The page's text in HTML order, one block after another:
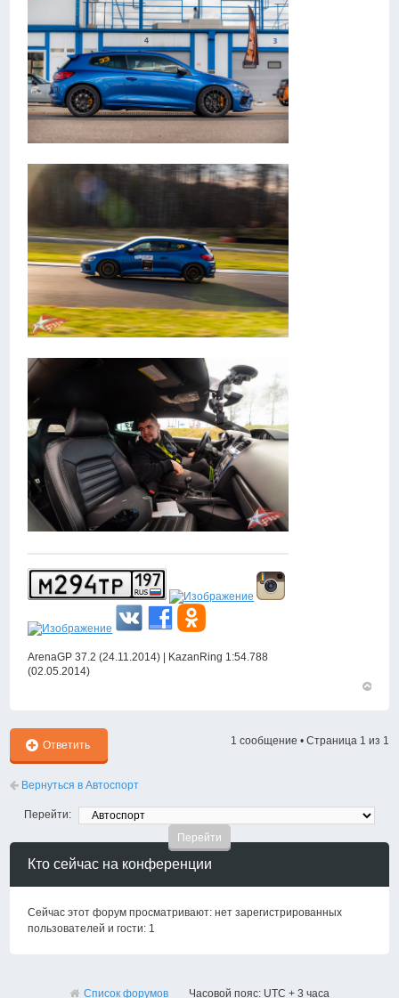
ArenaGP 37.2 (24.11.2014) | KazanRing 1:54.788
(02.05.2014)
началу
Ответить
1 сообщение • Страница 1 из 1
Вернуться в Автоспорт
Перейти:
Кто сейчас на конференции
Сейчас этот форум просматривают: нет зарегистрированных
пользователей и гости: 1
Список форумов Часовой пояс: UTC + 3 часа